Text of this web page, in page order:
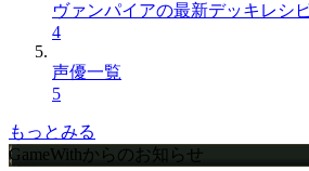
ヴァンパイアの最新デッキレシ
4
声優一覧
5
もっとみる
GameWithからのお知らせ